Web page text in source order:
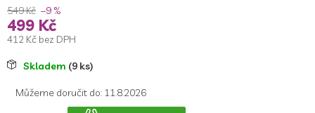
549 Kč –9 %
499 Kč
412 Kč bez DPH
MěrnáSkladem (9 ks)
Můžeme doručit do: 11.8.2026